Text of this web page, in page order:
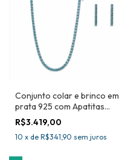
Conjunto colar e brinco em
prata 925 com Apatitas
Naturais-Joia Certificada
R$3.419,00
10 x de R$341,90 sem juros